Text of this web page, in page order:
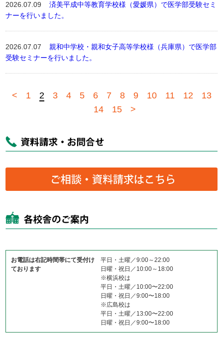
2026.07.09済美平成中等教育学校様（愛媛県）で医学部受験セミ
ナーを行いました。
2026.07.07親和中学校・親和女子高等学校様（兵庫県）で医学部
受験セミナーを行いました。
< 1 2 3 4 5 6 7 8 9 10 11 12
13
14
15 >
お電話は右記時間帯にて受付け
ております
平日・土曜／9:00～22:00
日曜・祝日／10:00～18:00
※横浜校は
平日・土曜／10:00〜22:00
日曜・祝日／9:00〜18:00
※広島校は
平日・土曜／13:00〜22:00
日曜・祝日／9:00〜18:00